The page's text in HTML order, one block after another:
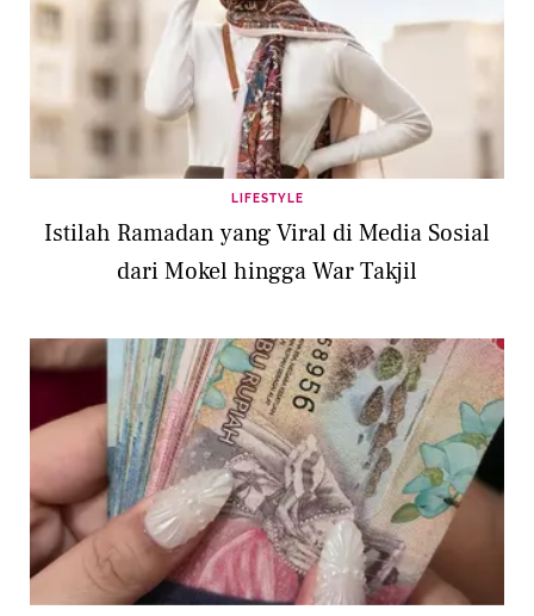
LIFESTYLE
Istilah Ramadan yang Viral di Media Sosial
dari Mokel hingga War Takjil